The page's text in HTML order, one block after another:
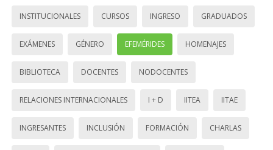
INSTITUCIONALES CURSOS INGRESO GRADUADOS
EXÁMENES GÉNERO EFEMÉRIDES HOMENAJES
BIBLIOTECA DOCENTES NODOCENTES
RELACIONES INTERNACIONALES I + D IITEA IITAE
INGRESANTES INCLUSIÓN FORMACIÓN CHARLAS